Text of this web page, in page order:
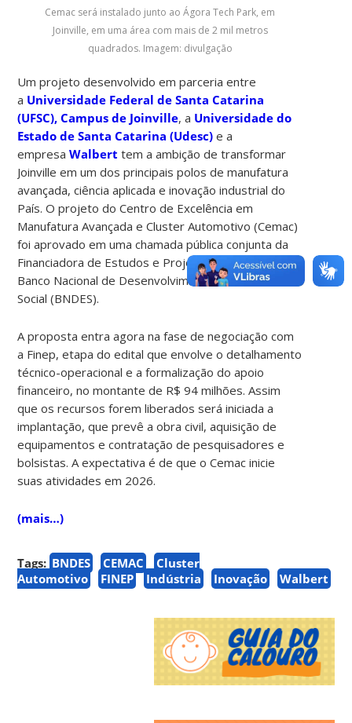
Cemac será instalado junto ao Ágora Tech Park, em
Joinville, em uma área com mais de 2 mil metros
quadrados. Imagem: divulgação
Um projeto desenvolvido em parceria entre
a Universidade Federal de Santa Catarina
(UFSC), Campus de Joinville, a Universidade do
Estado de Santa Catarina (Udesc) e a
empresaWalbert tem a ambição de transformar
Joinville em um dos principais polos de manufatura
avançada, ciência aplicada e inovação industrial do
País. O projeto do Centro de Excelência em
Manufatura Avançada e Cluster Automotivo (Cemac)
foi aprovado em uma chamada pública conjunta da
Financiadora de Estudos e Projetos (Finep) e do
Banco Nacional de Desenvolvimento Econômico e
Social (BNDES).
A proposta entra agora na fase de negociação com
a Finep, etapa do edital que envolve o detalhamento
técnico-operacional e a formalização do apoio
financeiro, no montante de R$ 94 milhões. Assim
que os recursos forem liberados será iniciada a
implantação, que prevê a obra civil, aquisição de
equipamentos e contratação de pesquisadores e
bolsistas. A expectativa é de que o Cemac inicie
suas atividades em 2026.
(mais…)
Tags: BNDES CEMAC
Cluster
Automotivo
FINEP Indústria Inovação Walbert